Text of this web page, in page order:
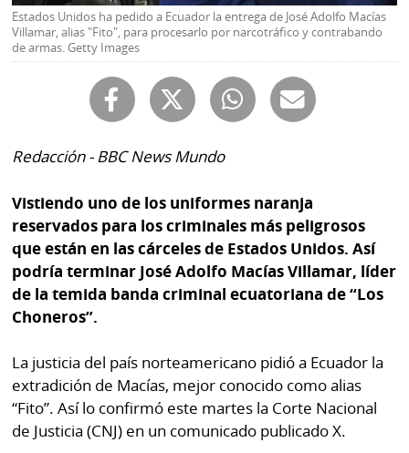
Buscador
Comunicados
Catálogos
Kiosko
digital
Luctuosas
RSS
Temas
Autores
Notas
lector
Buenas
prácticas
OTROS
SITIOS
Metro
por
Metro
Mi
Diario
Estados Unidos ha pedido a Ecuador la entrega de José Adolfo Macías
Villamar, alias "Fito", para procesarlo por narcotráfico y contrabando
de armas. Getty Images
Redacción - BBC News Mundo
Vistiendo uno de los uniformes naranja
reservados para los criminales más peligrosos
que están en las cárceles de Estados Unidos. Así
podría terminar José Adolfo Macías Villamar, líder
de la temida banda criminal ecuatoriana de “Los
Choneros”.
La justicia del país norteamericano pidió a Ecuador la
extradición de Macías, mejor conocido como alias
“Fito”. Así lo confirmó este martes la Corte Nacional
de Justicia (CNJ) en un comunicado publicado X.